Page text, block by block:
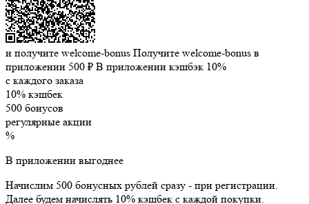
и получите welcome-bonus Получите welcome-bonus в
приложении 500 ₽ В приложении кэшбэк 10%
с каждого заказа
10% кэшбек
500 бонусов
регулярные акции
%
В приложении выгоднее
Начислим 500 бонусных рублей сразу - при регистрации.
Далее будем начислять 10% кэшбек с каждой покупки.